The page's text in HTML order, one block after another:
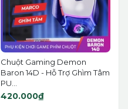
Chuột Gaming Demon
Baron 14D - Hỗ Trợ Ghìm Tâm
PU...
420.000₫